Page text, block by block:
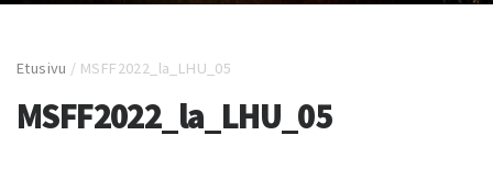
Etusivu / MSFF2022_la_LHU_05
MSFF2022_la_LHU_05